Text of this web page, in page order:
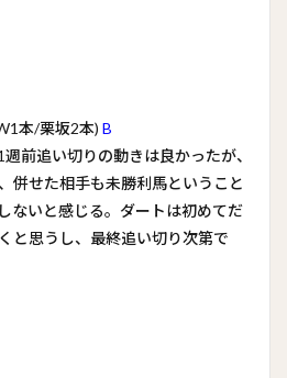
本/栗坂2本) B
前追い切りの動きは良かったが、
併せた相手も未勝利馬ということ
ないと感じる。ダートは初めてだ
と思うし、最終追い切り次第で